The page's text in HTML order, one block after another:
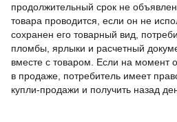
продолжительный срок не
товара проводится, если он не
сохранен его товарный вид,
пломбы, ярлыки и расчетный
вместе с товаром. Если на момент
в продаже, потребитель имеет
купли-продажи и получить назад